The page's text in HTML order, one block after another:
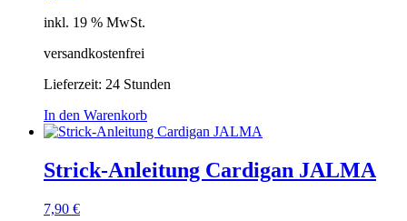
inkl. 19 % MwSt.
versandkostenfrei
Lieferzeit: 24 Stunden
In den Warenkorb
Strick-Anleitung Cardigan JALMA
7,90 €